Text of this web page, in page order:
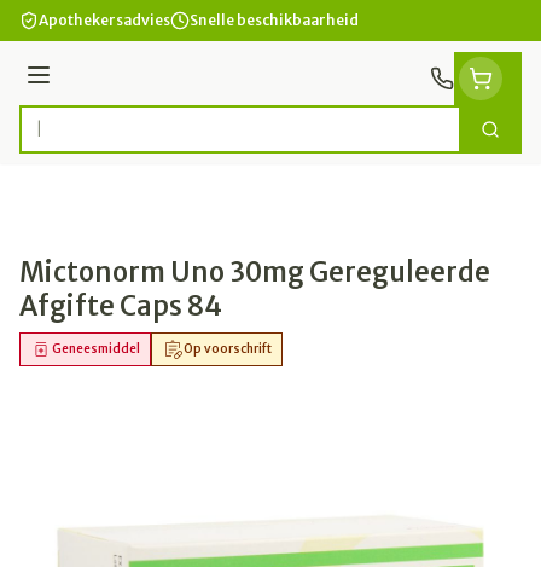
Ga naar de inhoud
Apothekersadvies Snelle beschikbaarheid
Menu
Product, merk, categorie... Zoek
Mictonorm Uno 30mg Gereguleerde
Afgifte Caps 84
Op voorschrift
Geneesmiddel